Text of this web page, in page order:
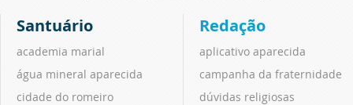
Santuário
academia marial
água mineral aparecida
cidade do romeiro
Redação
aplicativo aparecida
campanha da fraternidade
dúvidas religiosas